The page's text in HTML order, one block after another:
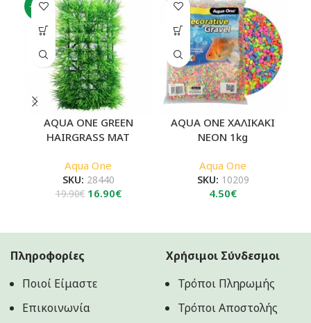
-15%
AQUA ONE GREEN
HAIRGRASS MAT
Aqua One
SKU: 28440
19.90€ Original
19.90€.
16.90€Η
είναι:
AQUA ONE ΧΑΛΙΚΑΚΙ
NEON 1kg
Aqua One
SKU: 10209
4.50€
Πληροφορίες
Ποιοί Είμαστε
Επικοινωνία
Χρήσιμοι Σύνδεσμοι
Τρόποι Πληρωμής
Τρόποι Αποστολής